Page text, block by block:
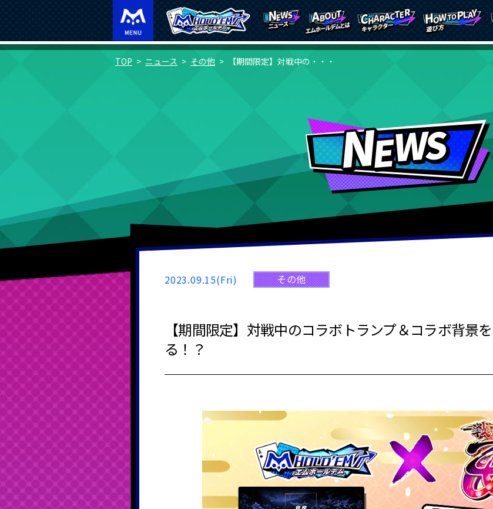
TOP ニュース その他 【期間限定】対戦中の・・・
2023.09.15(Fri) その他
【期間限定】対戦中のコラボトランプ＆コラボ背景
る！？